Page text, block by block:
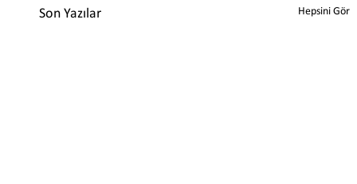
Son Yazılar Hepsini Gör